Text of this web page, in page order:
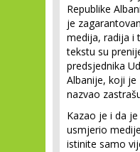
Republike
je
medija, radija i
tekstu su
predsjednika
Albanije, koji je
nazvao
Kazao je i da
usmjerio
istinite samo